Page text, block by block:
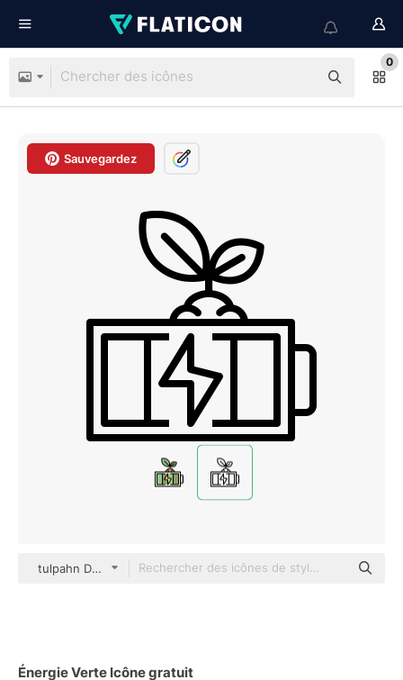
0
Sauvegardez
tulpahn Detailed Outline
Énergie Verte Icône gratuit